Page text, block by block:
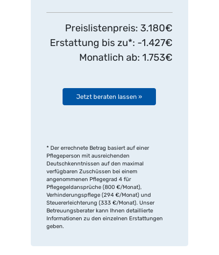
Preislistenpreis: 3.180€
Erstattung bis zu*: -1.427€
Monatlich ab: 1.753€
Jetzt beraten lassen »
* Der errechnete Betrag basiert auf einer
Pflegeperson mit ausreichenden
Deutschkenntnissen auf den maximal
verfügbaren Zuschüssen bei einem
angenommenen Pflegegrad 4 für
Pflegegeldansprüche (800 €/Monat),
Verhinderungspflege (294 €/Monat) und
Steuererleichterung (333 €/Monat). Unser
Betreuungsberater kann Ihnen detaillierte
Informationen zu den einzelnen Erstattungen
geben.